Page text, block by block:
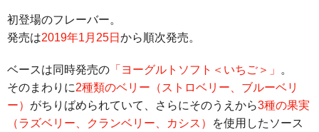
初登場のフレーバー。
発売は2019年1月25日 から順次発売。
ベースは同時発売の 「ヨーグルトソフト＜いちご＞」
。
そのまわりに2種類のベリー（ストロベリー、ブルーベリ
ー） がちりばめられていて、さらにそのうえから3種の果実
（ラズベリー、クランベリー、カシス）
を使用したソース